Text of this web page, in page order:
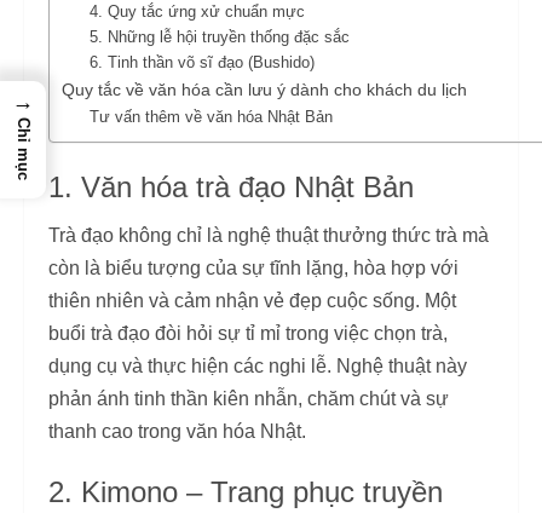
4. Quy tắc ứng xử chuẩn mực
5. Những lễ hội truyền thống đặc sắc
6. Tinh thần võ sĩ đạo (Bushido)
Quy tắc về văn hóa cần lưu ý dành cho khách du lịch
Tư vấn thêm về văn hóa Nhật Bản
1. Văn hóa trà đạo Nhật Bản
Trà đạo không chỉ là nghệ thuật thưởng thức trà mà
còn là biểu tượng của sự tĩnh lặng, hòa hợp với
thiên nhiên và cảm nhận vẻ đẹp cuộc sống. Một
buổi trà đạo đòi hỏi sự tỉ mỉ trong việc chọn trà,
dụng cụ và thực hiện các nghi lễ. Nghệ thuật này
phản ánh tinh thần kiên nhẫn, chăm chút và sự
thanh cao trong văn hóa Nhật.
2. Kimono – Trang phục truyền
→
Chỉ mục